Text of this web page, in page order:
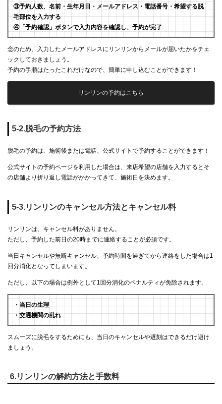
③予約人数、名前・生年月日・メールアドレス・電話番号・希望する脱
毛部位を入力する
④「予約確認」ボタンで入力内容を確認し、予約が完了
念のため、入力したメールアドレスにリンリンからメールが届いたかをチェ
ックしておきましょう。
予約の手順はたったこれだけなので、簡単に申し込むことができます！
リンリンの予約はこちら
5-2.脱毛の予約方法
脱毛の予約は、施術後または電話、公式サイトで予約することができます！
公式サイトの予約ページを利用した場合は、来店希望の店舗を入力するとそ
の店舗より折り返し電話がかかってきて、施術日を決めます。
5-3.リンリンのキャンセル方法とキャンセル料
リンリンは、キャンセル料がありません。
ただし、予約した前日の20時までに連絡することが必須です。
当日キャンセルや無断キャンセル、予約時間を過ぎてから連絡をした場合は1
回分消化となってしまいます。
ただし、以下の場合は例外として1回分消化のペナルティが免除されます。
・当日の生理
・交通機関の乱れ
スムーズに脱毛をするためにも、当日のキャンセルや遅刻はできるだけ避け
ましょう。
6.リンリンの解約方法と手数料